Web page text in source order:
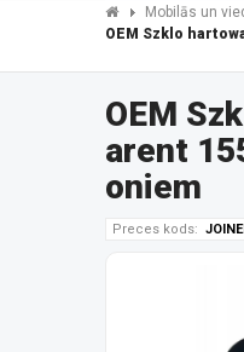
Mobilās un
OEM Szklo
OEM
arent
oniem
Preces kods: